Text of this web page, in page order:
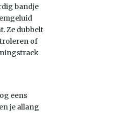
bandje
Ze dubbelt
of
eens
je allang